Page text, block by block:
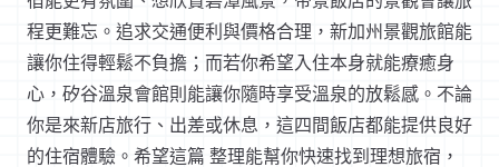
程更難忘。追求交通便利與價格合理，新加州景觀旅館能
讓你住得輕鬆不負擔；而若你希望入住本身就能療癒身
心，矽谷溫泉會館則能讓你隨時享受溫泉的放鬆感。不論
你是來新店旅行、出差或休息，這四間飯店都能提供良好
的住宿體驗。希望這篇 整理能幫你快速找到理想旅宿，